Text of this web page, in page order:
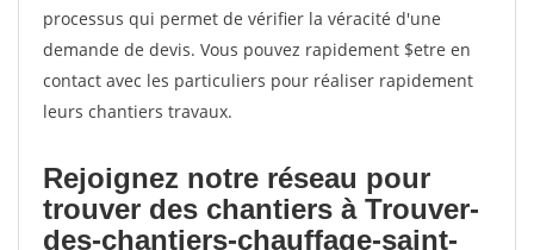
processus qui permet de vérifier la véracité d'une
demande de devis. Vous pouvez rapidement $etre en
contact avec les particuliers pour réaliser rapidement
leurs chantiers travaux.
Rejoignez notre réseau pour
trouver des chantiers à Trouver-
des-chantiers-chauffage-saint-